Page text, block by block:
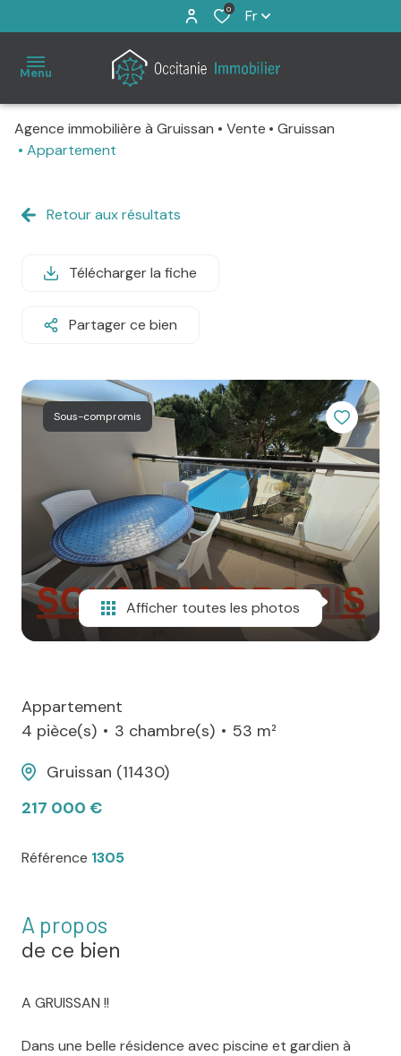
0 Fr
Menu
Accueil
vendre
Immo
Notre
agence
Agence immobilière à Gruissan Vente
Gruissan
Appartement
Retour aux résultats
Télécharger la fiche
Partager ce bien
Sous-compromis
Afficher toutes les photos
Appartement
4 pièce(s)
3 chambre(s)
53 m²
Gruissan (11430)
217 000 €
Référence 1305
A propos
de ce bien
A GRUISSAN !!
Dans une belle résidence avec piscine et gardien à